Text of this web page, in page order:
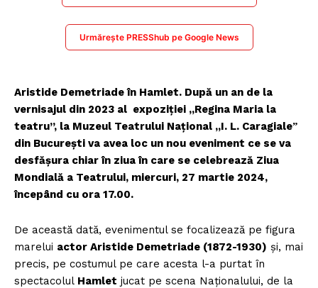
Urmărește PRESShub pe Google News
Aristide Demetriade în Hamlet. După un an de la
vernisajul din 2023 al expoziţiei „Regina Maria la
teatru”, la Muzeul Teatrului Naţional „I. L. Caragialeˮ
din Bucureşti va avea loc un nou eveniment ce se va
desfăşura chiar în ziua în care se celebrează Ziua
Mondială a Teatrului, miercuri, 27 martie 2024,
începând cu ora 17.00.
De această dată, evenimentul se focalizează pe figura
marelui actor Aristide Demetriade (1872-1930) şi, mai
precis, pe costumul pe care acesta l-a purtat în
spectacolul Hamlet jucat pe scena Naţionalului, de la